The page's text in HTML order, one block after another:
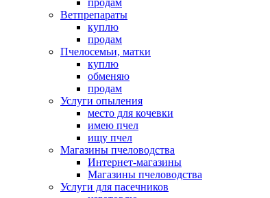
продам
Ветпрепараты
куплю
продам
Пчелосемьи, матки
куплю
обменяю
продам
Услуги опыления
место для кочевки
имею пчел
ищу пчел
Магазины пчеловодства
Интернет-магазины
Магазины пчеловодства
Услуги для пасечников